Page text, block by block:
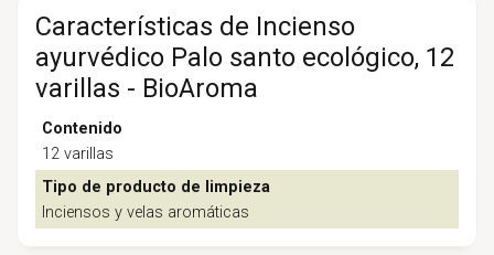
Características de Incienso
ayurvédico Palo santo ecológico, 12
varillas - BioAroma
Contenido
12 varillas
Tipo de producto de limpieza
Inciensos y velas aromáticas